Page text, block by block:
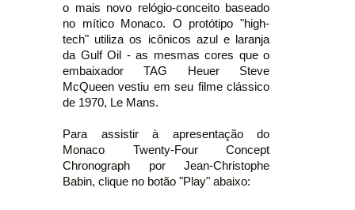
o mais novo relógio-conceito baseado
no mítico Monaco. O protótipo "high-
tech" utiliza os icônicos azul e laranja
da Gulf Oil - as mesmas cores que o
embaixador TAG Heuer Steve
McQueen vestiu em seu filme clássico
de 1970, Le Mans.
Para assistir à apresentação do
Monaco Twenty-Four Concept
Chronograph por Jean-Christophe
Babin, clique no botão "Play" abaixo: